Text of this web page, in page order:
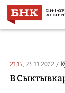
21:15, 25.11.2022 /
В